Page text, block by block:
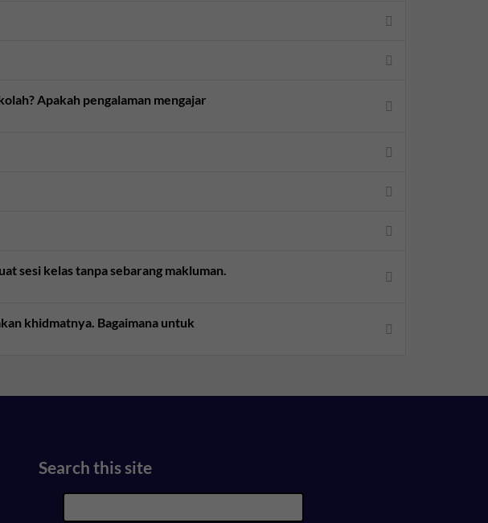
Apakah pengalaman mengajar
sesi kelas tanpa sebarang makluman.
khidmatnya. Bagaimana untuk
Search this site